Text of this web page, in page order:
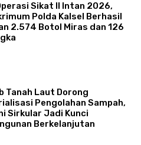
Sikat II Intan 2026,
Polda Kalsel Berhasil
2.574 Botol Miras dan 126
Tanah Laut Dorong
Pengolahan Sampah,
Sirkular Jadi Kunci
Berkelanjutan